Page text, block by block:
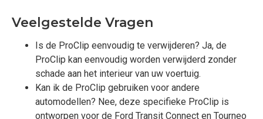
Veelgestelde Vragen
Is de ProClip eenvoudig te verwijderen? Ja, de
ProClip kan eenvoudig worden verwijderd zonder
schade aan het interieur van uw voertuig.
Kan ik de ProClip gebruiken voor andere
automodellen? Nee, deze specifieke ProClip is
ontworpen voor de Ford Transit Connect en Tourneo